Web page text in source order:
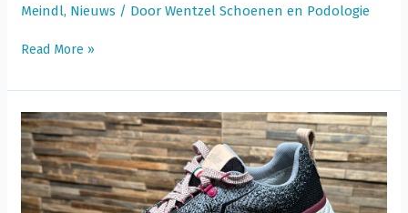
Meindl, Nieuws / DoorWentzel Schoenen en Podologie
Meindl
dames
wandelschoenen
Read More »